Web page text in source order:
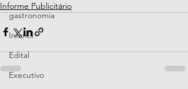
gastronomia
Infantil
Edital
Executivo
Informe Publicitário